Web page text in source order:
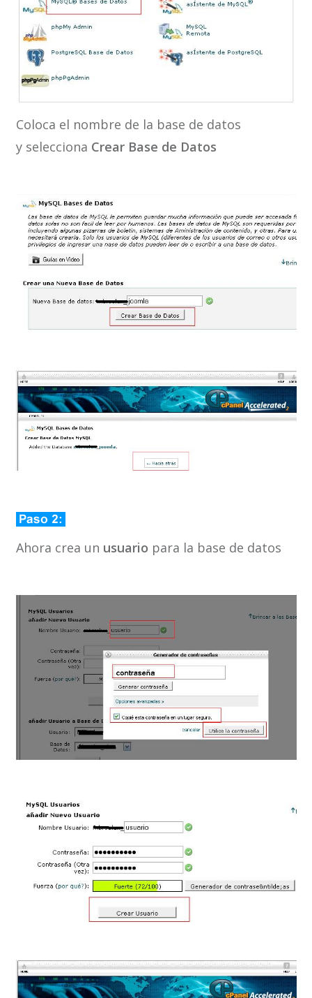
Coloca el nombre de la base de datos
y selecciona CrearBase de Datos
Ahora crea un usuario para la base de datos